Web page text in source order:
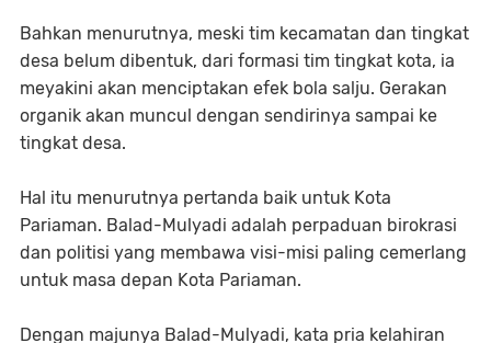
Bahkan menurutnya, meski tim kecamatan dan tingkat
desa belum dibentuk, dari formasi tim tingkat kota, ia
meyakini akan menciptakan efek bola salju. Gerakan
organik akan muncul dengan sendirinya sampai ke
tingkat desa.
Hal itu menurutnya pertanda baik untuk Kota
Pariaman. Balad-Mulyadi adalah perpaduan birokrasi
dan politisi yang membawa visi-misi paling cemerlang
untuk masa depan Kota Pariaman.
Dengan majunya Balad-Mulyadi, kata pria kelahiran